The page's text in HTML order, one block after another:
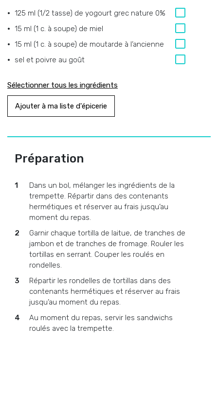
125 ml (1/2 tasse) de yogourt grec nature 0%
15 ml (1 c. à soupe) de miel
15 ml (1 c. à soupe) de moutarde à l’ancienne
sel et poivre au goût
Sélectionner tous les ingrédients
Ajouter à ma liste d'épicerie
Préparation
Dans un bol, mélanger les ingrédients de la
trempette. Répartir dans des contenants
hermétiques et réserver au frais jusqu’au
moment du repas.
Garnir chaque tortilla de laitue, de tranches de
jambon et de tranches de fromage. Rouler les
tortillas en serrant. Couper les roulés en
rondelles.
Répartir les rondelles de tortillas dans des
contenants hermétiques et réserver au frais
jusqu’au moment du repas.
Au moment du repas, servir les sandwichs
roulés avec la trempette.